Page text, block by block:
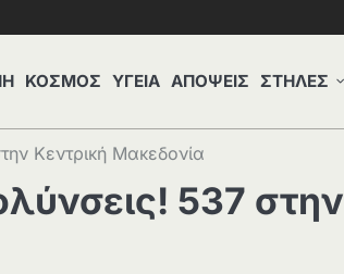
ΚΟΣΜΟΣ ΥΓΕΙΑ ΑΠΟΨΕΙΣ ΣΤΗΛΕΣ
Κεντρική Μακεδονία
537 στην